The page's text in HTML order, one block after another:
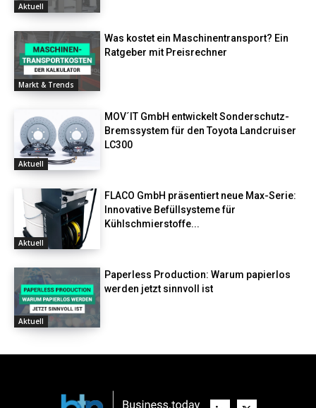
Aktuell
Markt & Trends
Was kostet ein Maschinentransport? Ein
Ratgeber mit Preisrechner
Aktuell
MOV´IT GmbH entwickelt Sonderschutz-
Bremssystem für den Toyota Landcruiser
LC300
Aktuell
FLACO GmbH präsentiert neue Max-Serie:
Innovative Befüllsysteme für
Kühlschmierstoffe...
Aktuell
Paperless Production: Warum papierlos
werden jetzt sinnvoll ist